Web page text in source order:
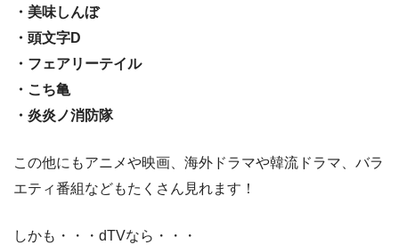
・美味しんぼ
・頭文字D
・フェアリーテイル
・こち亀
・炎炎ノ消防隊
この他にもアニメや映画、海外ドラマや韓流ドラマ、バラ
エティ番組などもたくさん見れます！
しかも・・・dTVなら・・・